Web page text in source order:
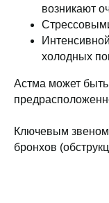
возникают
холодных
Астма может быть
Ключевым звеном
бронхов